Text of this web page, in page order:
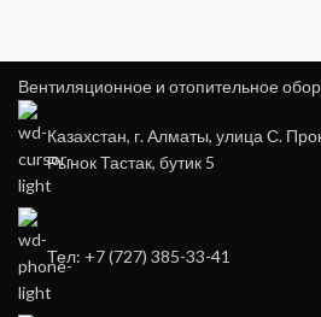
Вентиляционное и отопительное
Казахстан, г. Алматы, улица С.
Рынок Тастак, бутик 5
Тел: +7 (727) 385-33-41